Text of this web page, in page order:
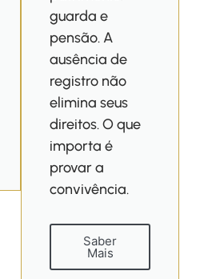
guarda e
pensão. A
ausência de
registro não
elimina seus
direitos. O que
importa é
provar a
convivência.
Saber
Mais